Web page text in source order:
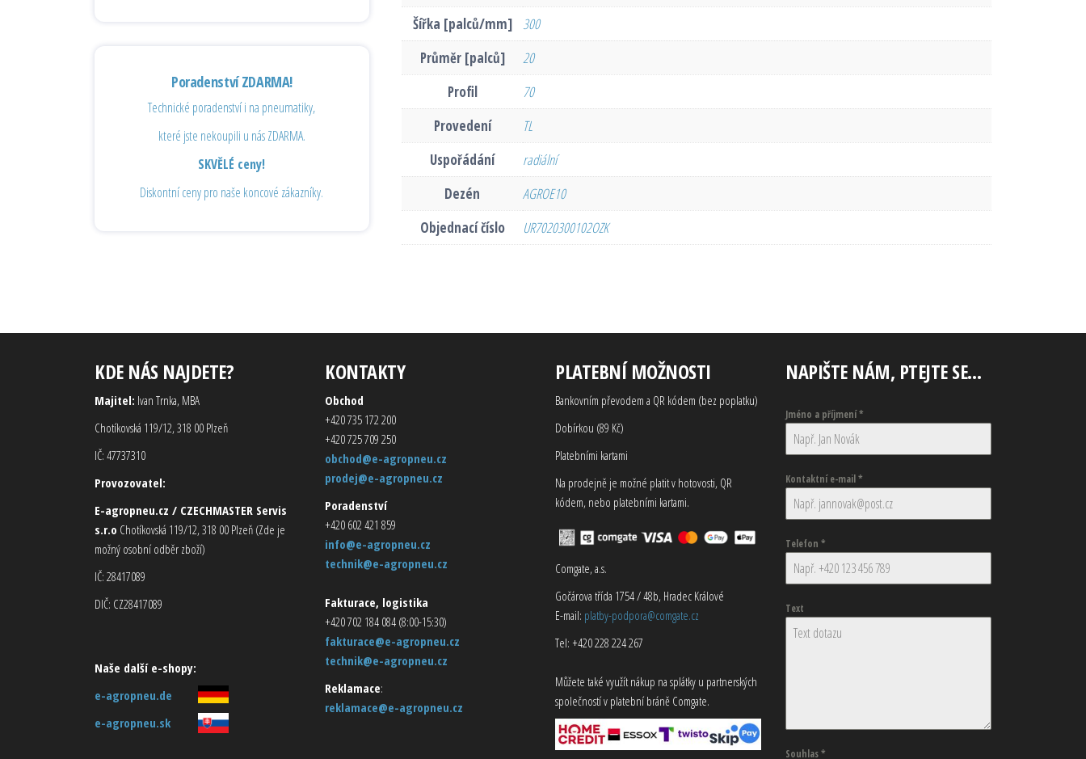
Šířka [palců/mm]
300
Průměr [palců]
20
Profil
70
Provedení
TL
Uspořádání
radiální
Dezén
AGROE10
Objednací číslo
UR7020300102OZK
Poradenství ZDARMA!
Technické poradenství i na pneumatiky,
které jste nekoupili u nás ZDARMA.
SKVĚLÉ ceny!
Diskontní ceny pro naše koncové zákazníky.
KDE NÁS NAJDETE?
Majitel: Ivan Trnka, MBA
Chotíkovská 119/12, 318 00 Plzeň
IČ: 47737310
Provozovatel:
E-agropneu.cz / CZECHMASTER Servis
s.r.o Chotíkovská 119/12, 318 00 Plzeň (Zde je
možný osobní odběr zboží)
IČ: 28417089
DIČ: CZ28417089
Naše další e-shopy:
e-agropneu.de
e-agropneu.sk
KONTAKTY
Obchod
+420 735 172 200
+420 725 709 250
obchod@e-agropneu.cz
prodej@e-agropneu.cz
Poradenství
+420 602 421 859
info@e-agropneu.cz
technik@e-agropneu.cz
Fakturace, logistika
+420 702 184 084 (8:00-15:30)
fakturace@e-agropneu.cz
technik@e-agropneu.cz
Reklamace:
reklamace@e-agropneu.cz
PLATEBNÍ MOŽNOSTI
Bankovním převodem a QR kódem (bez poplatku)
Dobírkou (89 Kč)
Platebními kartami
Na prodejně je možné platit v hotovosti, QR
kódem, nebo platebními kartami.
Comgate, a.s.
Gočárova třída 1754 / 48b, Hradec Králové
E-mail: platby-podpora@comgate.cz
Tel: +420 228 224 267
Můžete také využít nákup na splátky u partnerských
společností v platební bráně Comgate.
NAPIŠTE NÁM, PTEJTE SE…
Jméno a příjmení*
Kontaktní e-mail*
Telefon *
Text
Souhlas*